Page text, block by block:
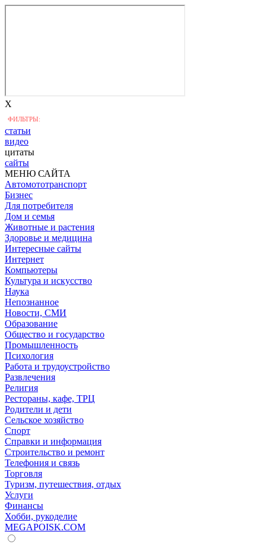
X
ФИЛЬТРЫ:
статьи
видео
цитаты
сайты
МЕНЮ САЙТА
Автомототранспорт
Бизнес
Для потребителя
Дом и семья
Животные и растения
Здоровье и медицина
Интересные сайты
Интернет
Компьютеры
Культура и искусство
Наука
Непознанное
Новости, СМИ
Образование
Общество и государство
Промышленность
Психология
Работа и трудоустройство
Развлечения
Религия
Рестораны, кафе, ТРЦ
Родители и дети
Сельское хозяйство
Спорт
Справки и информация
Строительство и ремонт
Телефония и связь
Торговля
Туризм, путешествия, отдых
Услуги
Финансы
Хобби, рукоделие
MEGAPOISK.COM